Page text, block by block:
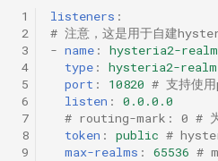
搜
索
引
擎
web面板
创建运行服务
三方工具/客户端
解析流程
dialer-proxy
内置代理策略
DIRECT
DNS
自动选择
自动回退
负载均衡
链式代理
1
2
3
4
5
6
7
8
9
listeners :
# 注意，这是用于自建
- name :
hysteria2-
type :
hysteria2-realm
port : 10820 # 支持使
listen :
0.0.0.0
# routing-mark: 0 # 为
token : public #
max-realms : 65536 #